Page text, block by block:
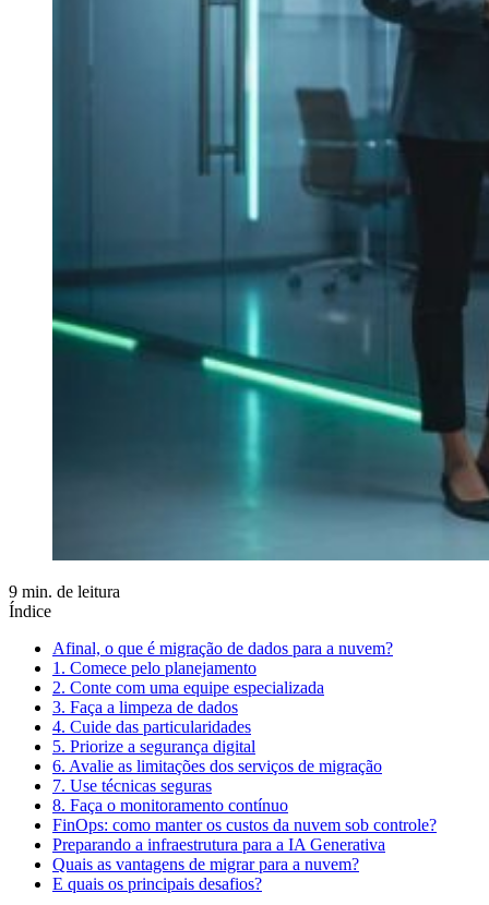
9 min. de leitura
Índice
Afinal, o que é migração de dados para a nuvem?
1. Comece pelo planejamento
2. Conte com uma equipe especializada
3. Faça a limpeza de dados
4. Cuide das particularidades
5. Priorize a segurança digital
6. Avalie as limitações dos serviços de migração
7. Use técnicas seguras
8. Faça o monitoramento contínuo
FinOps: como manter os custos da nuvem sob controle?
Preparando a infraestrutura para a IA Generativa
Quais as vantagens de migrar para a nuvem?
E quais os principais desafios?